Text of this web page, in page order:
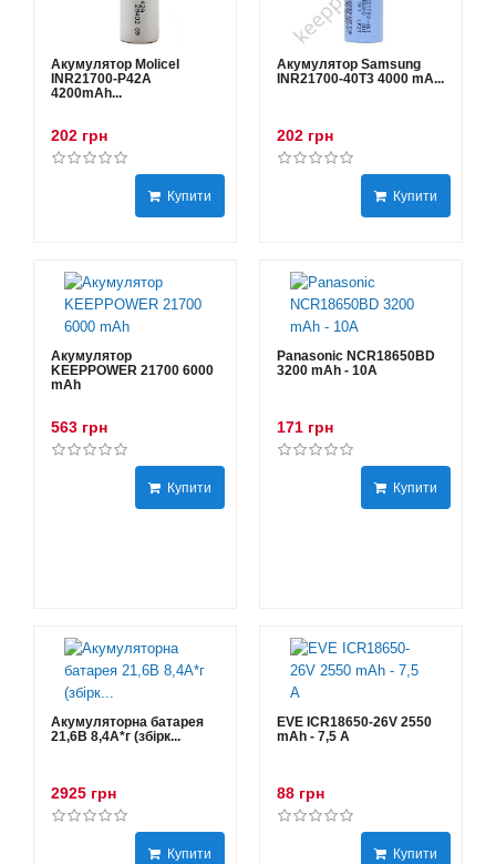
Акумулятор Molicel
INR21700-P42A
4200mAh...
202 грн
Купити
Акумулятор Samsung
INR21700-40T3 4000 mA...
202 грн
Купити
Акумулятор
KEEPPOWER 21700 6000
mAh
563 грн
Купити
Panasonic NCR18650BD
3200 mAh - 10А
171 грн
Купити
Акумуляторна батарея
21,6В 8,4A*г (збірк...
2925 грн
Купити
EVE ICR18650-26V 2550
mAh - 7,5 А
88 грн
Купити